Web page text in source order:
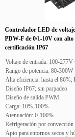
Controlador LED de
PDW-F de 0/1-10V con
certificación IP67
Voltaje de entrada: 100-
Rango de potencia: 80-300W
Alta eficiencia: hasta el 86%;
Diseño IP67; sin parpadeo
Diseño de salida PWM
Carga: 10%-100%
Atenuación: 0-100%
Refrigeración por convección
Apto para entornos secos y